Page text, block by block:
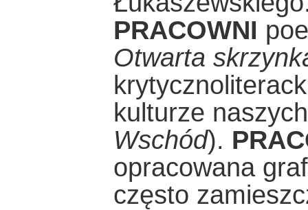
PRACOWNI
Otwarta
kulturze
Wschód).
opracowana
często